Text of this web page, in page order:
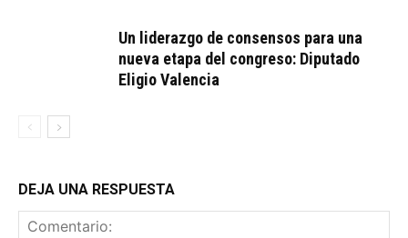
Un liderazgo de consensos para una
nueva etapa del congreso: Diputado
Eligio Valencia
DEJA UNA RESPUESTA